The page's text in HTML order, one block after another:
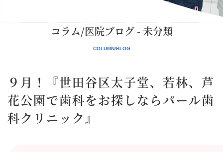
コラム/医院ブログ - 未分類
９月！『世田谷区太子堂、若林、芦
花公園で歯科をお探しならパール歯
科クリニック』